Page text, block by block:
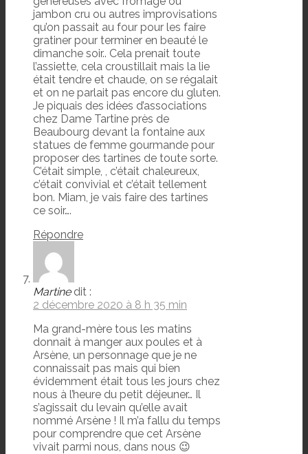
jambon cru ou autres improvisations
qu’on passait au four pour les faire
gratiner pour terminer en beauté le
dimanche soir.. Cela prenait toute
l’assiette, cela croustillait mais la lie
était tendre et chaude, on se régalait
et on ne parlait pas encore du gluten.
Je piquais des idées d’associations
chez Dame Tartine près de
Beaubourg devant la fontaine aux
statues de femme gourmande pour
proposer des tartines de toute sorte.
C’était simple, , c’était chaleureux,
c’était convivial et c’était tellement
bon. Miam, je vais faire des tartines
ce soir….
Répondre
Martine dit :
2 décembre 2020 à 8 h 35 min
Ma grand-mère tous les matins
donnait à manger aux poules et à
Arsène, un personnage que je ne
connaissait pas mais qui bien
évidemment était tous les jours chez
nous à l’heure du petit déjeuner… Il
s’agissait du levain qu’elle avait
nommé Arsène ! Il m’a fallu du temps
pour comprendre que cet Arsène
vivait parmi nous, dans nous 😉